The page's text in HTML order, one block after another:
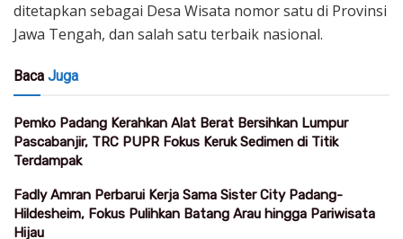
ditetapkan sebagai Desa Wisata nomor satu di Provinsi
Jawa Tengah, dan salah satu terbaik nasional.
Baca Juga
Pemko Padang Kerahkan Alat Berat Bersihkan Lumpur
Pascabanjir, TRC PUPR Fokus Keruk Sedimen di Titik
Terdampak
Fadly Amran Perbarui Kerja Sama Sister City Padang-
Hildesheim, Fokus Pulihkan Batang Arau hingga Pariwisata
Hijau